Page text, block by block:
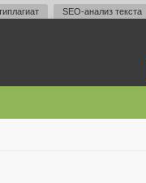
SEO-анализ текста